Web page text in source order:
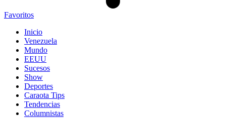
Favoritos
Inicio
Venezuela
Mundo
EEUU
Sucesos
Show
Deportes
Caraota Tips
Tendencias
Columnistas